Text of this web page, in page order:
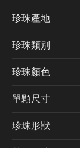
珍珠產地
珍珠類別
珍珠顏色
單顆尺寸
珍珠形狀